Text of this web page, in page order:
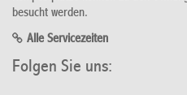
besucht werden.
Alle Servicezeiten
Folgen Sie uns: